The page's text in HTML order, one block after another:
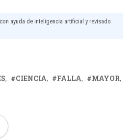
ayuda de inteligencia artificial y revisado
CIENCIA FALLA
MAYOR